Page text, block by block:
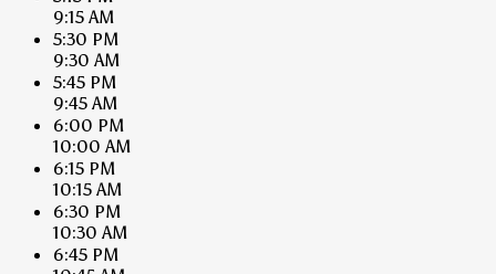
9:15 AM
5:30 PM
9:30 AM
5:45 PM
9:45 AM
6:00 PM
10:00 AM
6:15 PM
10:15 AM
6:30 PM
10:30 AM
6:45 PM